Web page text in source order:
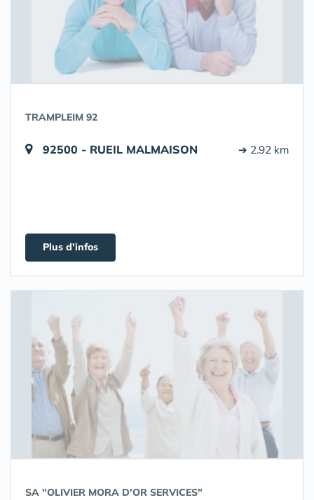
TRAMPLEIM 92
92500 - RUEIL MALMAISON ➔ 2.92 km
Plus d'infos
SA "OLIVIER MORA D'OR SERVICES"